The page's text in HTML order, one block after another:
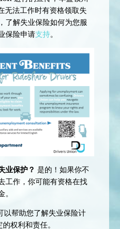
无法工作时有资格领取失
了解失业保险如何为您服
保险申请支持。
业保护？是的！如果你不
工作，你可能有资格在找
。
帮助您了解失业保险计
权利和责任。